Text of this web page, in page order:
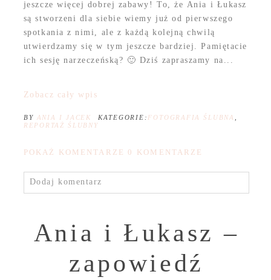
jeszcze więcej dobrej zabawy! To, że Ania i Łukasz
są stworzeni dla siebie wiemy już od pierwszego
spotkania z nimi, ale z każdą kolejną chwilą
utwierdzamy się w tym jeszcze bardziej. Pamiętacie
ich sesję narzeczeńską? 🙂 Dziś zapraszamy na...
Zobacz cały wpis
BY ANIA I JACEK KATEGORIE: FOTOGRAFIA ŚLUBNA
REPORTAŻ ŚLUBNY
POKAŻ KOMENTARZE 0 KOMENTARZE
Dodaj komentarz
Ania i Łukasz –
zapowiedź